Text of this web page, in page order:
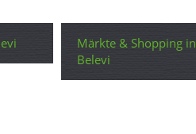
Märkte & Shopping in
Belevi